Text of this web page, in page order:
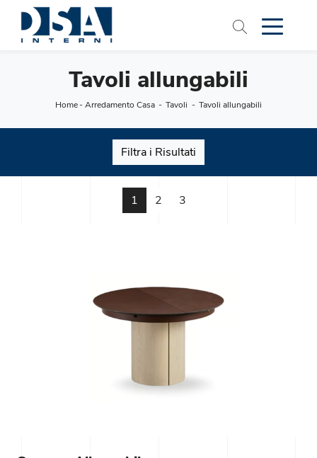
Tavoli allungabili
Home-Arredamento Casa - Tavoli - Tavoli allungabili
Filtra i Risultati
1 2 3